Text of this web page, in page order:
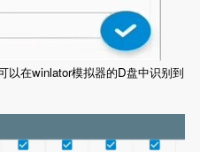
以在winlator模拟器的D盘中识别到